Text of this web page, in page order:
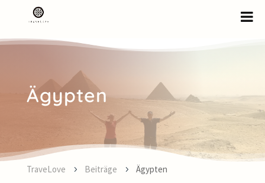
Ägypten
TraveLove 5 Beiträge 5 Ägypten